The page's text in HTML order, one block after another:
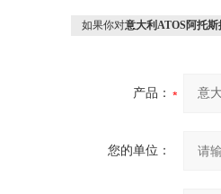
如果你对意大利ATOS阿托
产品：
您的单位：